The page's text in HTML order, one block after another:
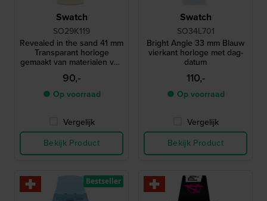
Swatch
SO29K119
Revealed in the sand 41 mm
Transparant horloge
gemaakt van materialen van
biologische oorsprong
90,-
● Op voorraad
Vergelijk
Bekijk Product
Swatch
SO34L701
Bright Angle 33 mm Blauw
vierkant horloge met dag-
datum
110,-
● Op voorraad
Vergelijk
Bekijk Product
Bestseller